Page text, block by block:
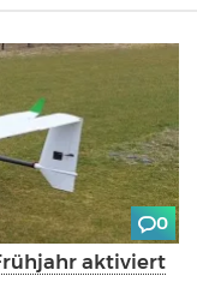
0
aktiviert